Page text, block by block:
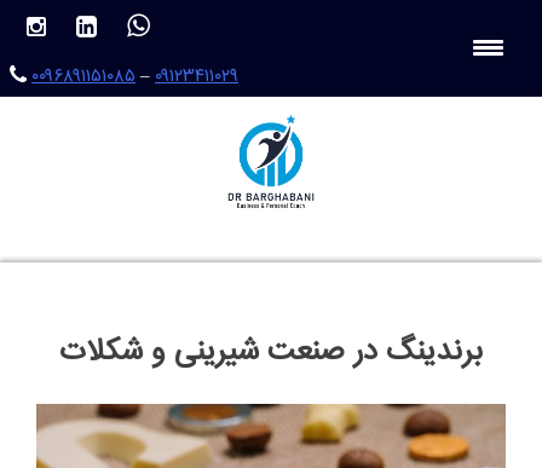
۰۰۹۶۸۹۱۱۵۱۰۸۵–۰۹۱۲۳۴۱۱۰۲۹
برندینگ در صنعت شیرینی و شکلات